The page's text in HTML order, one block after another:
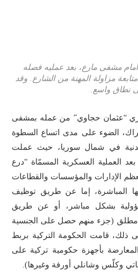
مشفى مارع، بعد عمليه فصله
مزاولة المهنة من الشارع. وقد
نطاق واسع.
“عثمان حجاوي” من عمله بمشفى
الضوء على مدى اتساع السطوة
في شمال سوريا، حيث عملت
العملية العسكرية المسمّاة “درع
إخضاع معظم الإدارات والمؤسسات والقطاعات
المباشرة، إما عن طريق توظيف
بشكل مباشر، أو عن طريق
مطلق (جزء منهم حصل على الجنسية
2011). علاوة على ذلك، قامت الحكومة التركية بربط
بأجهزة حكومية تركية على
وكلّس وشانلي أورفة وغيرها).